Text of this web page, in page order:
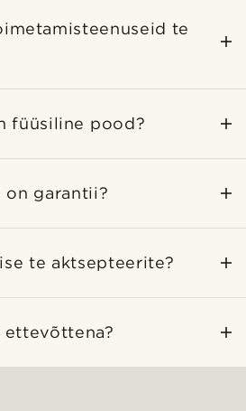
te
füüsiline pood?
garantii?
te aktsepteerite?
ettevõttena?